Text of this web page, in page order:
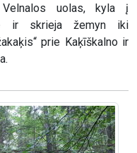
Velnalos uolas, kyla į
ir skrieja žemyn iki
prie Kaķīškalno ir